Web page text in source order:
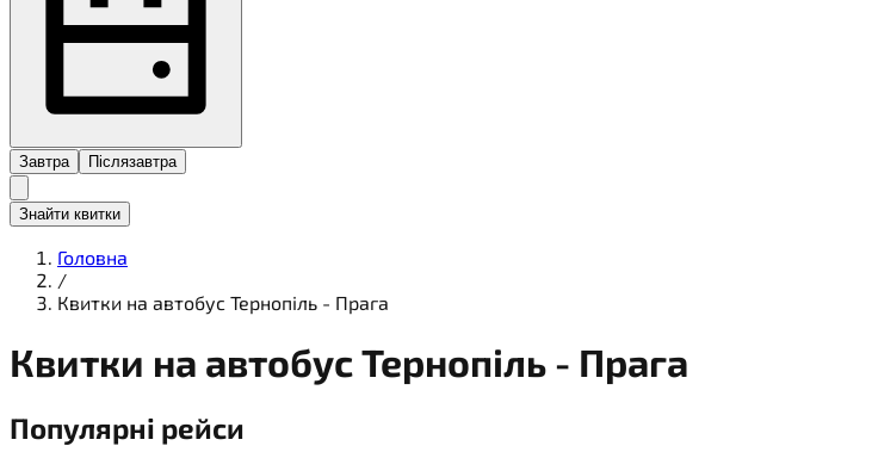
Завтра Післязавтра
Знайти квитки
Головна
/
Квитки на автобус Тернопіль - Прага
Квитки на автобусТернопіль - Прага
Популярні рейси